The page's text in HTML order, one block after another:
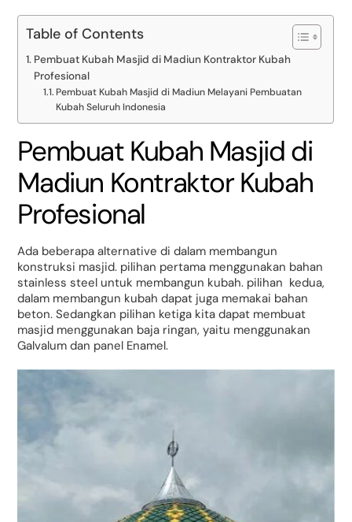
Table of Contents
Pembuat Kubah Masjid di Madiun Kontraktor Kubah
Profesional
Pembuat Kubah Masjid di Madiun Melayani Pembuatan
Kubah Seluruh Indonesia
Pembuat Kubah Masjid di
Madiun Kontraktor Kubah
Profesional
Ada beberapa alternative di dalam membangun
konstruksi masjid. pilihan pertama menggunakan bahan
stainless steel untuk membangun kubah. pilihan kedua,
dalam membangun kubah dapat juga memakai bahan
beton. Sedangkan pilihan ketiga kita dapat membuat
masjid menggunakan baja ringan, yaitu menggunakan
Galvalum dan panel Enamel.